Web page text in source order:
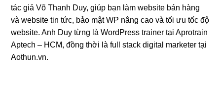
tác giả Võ Thanh Duy, giúp bạn làm website bán hàng
và website tin tức, bảo mật WP nâng cao và tối ưu tốc độ
website. Anh Duy từng là WordPress trainer tại Aprotrain
Aptech – HCM, đồng thời là full stack digital marketer tại
Aothun.vn.